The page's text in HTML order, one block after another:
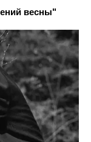
весны"